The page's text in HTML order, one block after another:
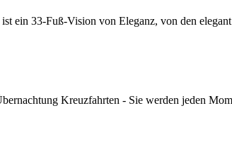
ein 33-Fuß-Vision von Eleganz, von den
Kreuzfahrten - Sie werden jeden